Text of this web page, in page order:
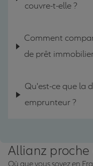
couvre-t-elle ?
Comment
de prêt
Qu'est-ce que la
emprunteur ?
Allianz proche